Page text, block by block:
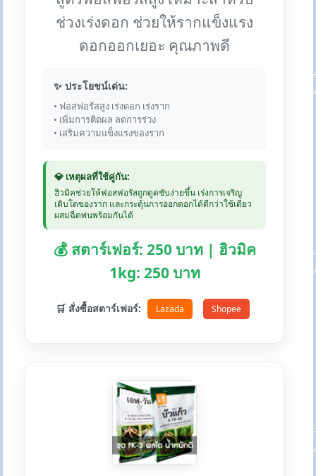
ช่วงเร่งดอก ช่วยให้รากแข็งแรง
ดอกออกเยอะ คุณภาพดี
✨ ประโยชน์เด่น:
• ฟอสฟอรัสสูง เร่งดอก เร่งราก
• เพิ่มการติดผล ลดการร่วง
• เสริมความแข็งแรงของราก
💎 เหตุผลที่ใช้คู่กัน:
ฮิวมิคช่วยให้ฟอสฟอรัสถูกดูดซับง่ายขึ้น เร่งการเจริญ
เติบโตของราก และกระตุ้นการออกดอกได้ดีกว่าใช้เดี่ยว
ผสมฉีดพ่นพร้อมกันได้
💰 สตาร์เฟอร์: 250 บาท | ฮิวมิค
1kg: 250 บาท
🛒 สั่งซื้อสตาร์เฟอร์: Lazada Shopee